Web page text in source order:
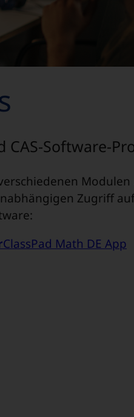
CAS-Software-
Modulen
Zugriff
ClassPad Math DE App